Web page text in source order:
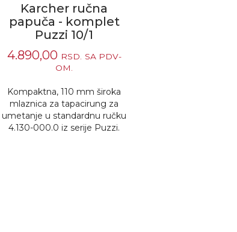
Karcher ručna
papuča - komplet
Puzzi 10/1
4.890,00 RSD.
SA PDV-
OM.
Kompaktna, 110 mm široka
mlaznica za tapacirung za
umetanje u standardnu ručku
4.130-000.0 iz serije Puzzi.